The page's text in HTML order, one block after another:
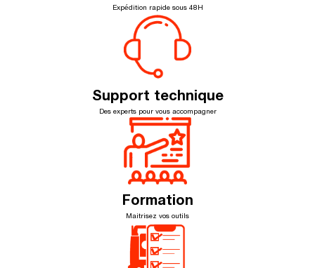
Expédition rapide sous 48H
Support technique
Des experts pour vous accompagner
Formation
Maitrisez vos outils